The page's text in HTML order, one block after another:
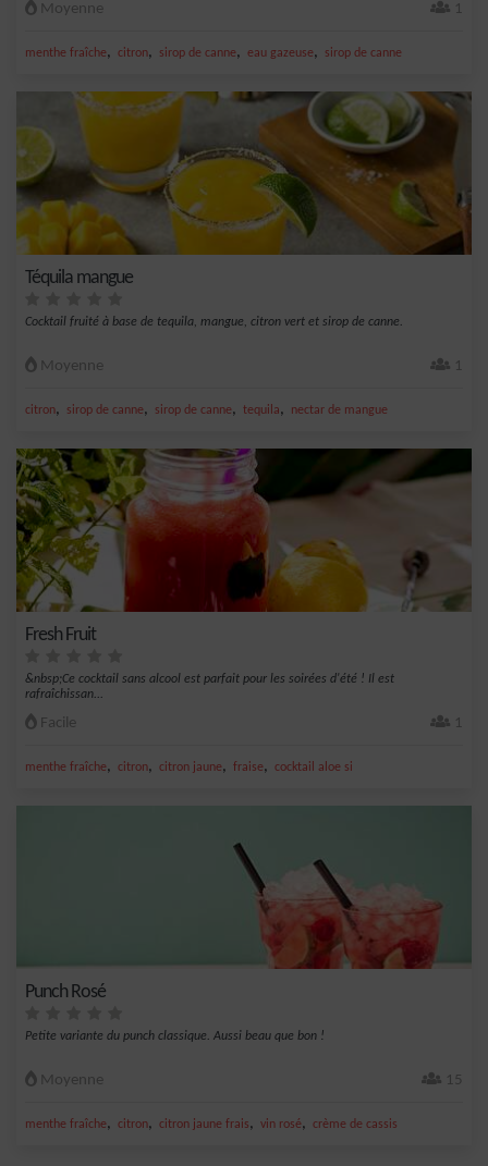
Moyenne 1
menthe fraîche, citron, sirop de canne, eau gazeuse, sirop de canne
Téquila mangue
Cocktail fruité à base de tequila, mangue, citron vert et sirop de canne.
Moyenne 1
citron, sirop de canne, sirop de canne, tequila, nectar de mangue
Fresh Fruit
&nbsp;Ce cocktail sans alcool est parfait pour les soirées d'été ! Il est
rafraîchissan...
Facile 1
menthe fraîche, citron, citron jaune, fraise, cocktail aloe si
Punch Rosé
Petite variante du punch classique. Aussi beau que bon !
Moyenne 15
menthe fraîche, citron, citron jaune frais, vin rosé, crème de cassis